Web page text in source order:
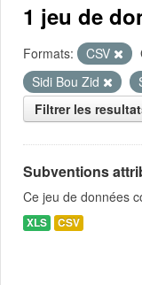
1 jeu de
Formats: CSV
Sidi Bou Zid
Filtrer les
Subventions
Ce jeu de données
XLS CSV